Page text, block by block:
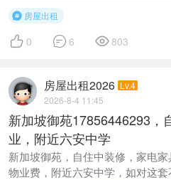
 房屋出租
 0  6  803
房屋出租2026 Lv.4
2026-8-4 11:45
新加坡御苑17856446293，
业，附近六安中学
新加坡御苑，自住中装修，家电
物业费，附近六安中学，如对这